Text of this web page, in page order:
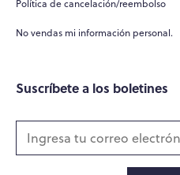
Política de cancelación/reembolso
No vendas mi información personal.
Suscríbete a los boletines